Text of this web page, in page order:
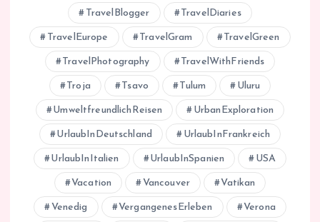
TravelBlogger TravelDiaries
TravelEurope TravelGram TravelGreen
TravelPhotography TravelWithFriends
Troja Tsavo Tulum Uluru
UmweltfreundlichReisen UrbanExploration
UrlaubInDeutschland UrlaubInFrankreich
UrlaubInItalien UrlaubInSpanien USA
Vacation Vancouver Vatikan
Venedig VergangenesErleben Verona